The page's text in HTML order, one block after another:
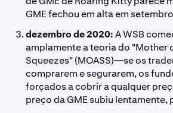
GME fechou em alta em
dezembro de 2020:A WSB
amplamente a teoria do "Mother
Squeezes" (MOASS)—se os
comprarem e segurarem, os
forçados a cobrir a qualquer
preço da GME subiu lentamente,